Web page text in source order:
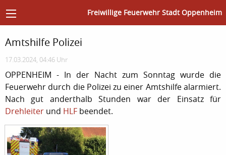
Freiwillige Feuerwehr Stadt Oppenheim
Amtshilfe Polizei
17.03.2024, 04:46 Uhr
OPPENHEIM - In der Nacht zum Sonntag wurde die
Feuerwehr durch die Polizei zu einer Amtshilfe alarmiert.
Nach gut anderthalb Stunden war der Einsatz für
Drehleiter und HLF beendet.